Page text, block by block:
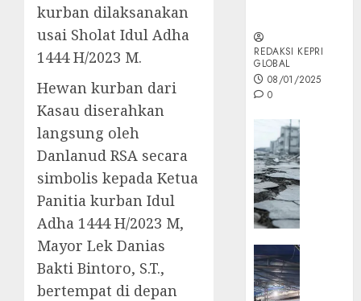
kurban dilaksanakan
usai Sholat Idul Adha
1444 H/2023 M.
Hewan kurban dari
Kasau diserahkan
langsung oleh
Danlanud RSA secara
simbolis kepada Ketua
Panitia kurban Idul
Adha 1444 H/2023 M,
Mayor Lek Danias
Bakti Bintoro, S.T.,
bertempat di depan
REDAKSI KEPRI
GLOBAL
08/01/2025
0